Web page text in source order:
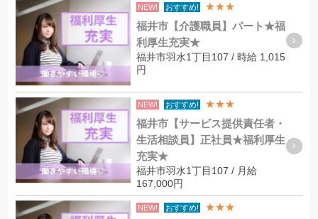
NEW! おすすめ! ★★★
福井市【介護職員】パート★福
利厚生充実★
福井市羽水1丁目107 / 時給 1,015
円
NEW! おすすめ! ★★★
福井市【サービス提供責任者・
生活相談員】正社員★福利厚生
充実★
福井市羽水1丁目107 / 月給
167,000円
NEW! おすすめ! ★★★